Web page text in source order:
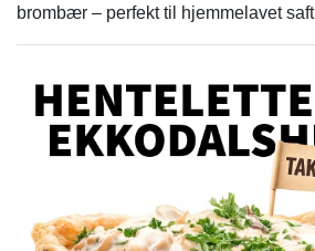
brombær – perfekt til hjemmelavet saft